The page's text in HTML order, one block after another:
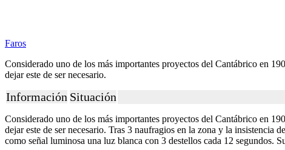
Pesca
Petanca
Remo
Salvamento y Socorrismo
Squash
Surf
Faros
Considerado uno de los más importantes proyectos del Cantábrico en
dejar este de ser necesario.
Información Situación
Considerado uno de los más importantes proyectos del Cantábrico en
dejar este de ser necesario. Tras 3 naufragios en la zona y la
como señal luminosa una luz blanca con 3 destellos cada 12